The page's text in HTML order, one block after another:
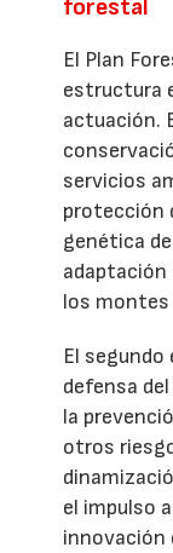
forestal
El Plan
estructura
actuación.
servicios
protección
genética
adaptación
los montes
El
defensa
la
otros
el impulso
innovación